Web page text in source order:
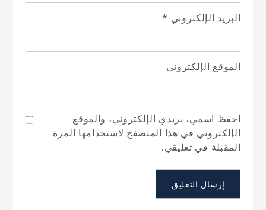
البريد الإلكتروني *
الموقع الإلكتروني
احفظ اسمي، بريدي الإلكتروني، والموقع
الإلكتروني في هذا المتصفح لاستخدامها المرة
المقبلة في تعليقي.